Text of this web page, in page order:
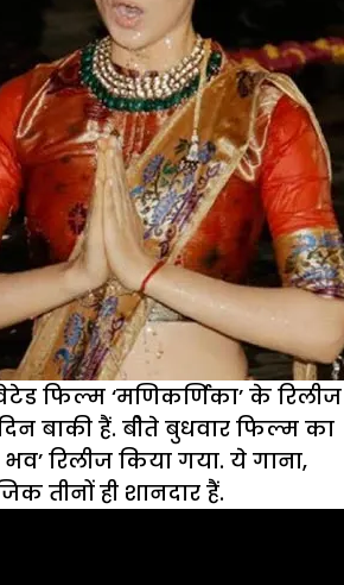
फिल्म ‘मणिकर्णिका’ के रिलीज
बाकी हैं. बीेते बुधवार फिल्म का
रिलीज किया गया. ये गाना,
तीनों ही शानदार हैं.